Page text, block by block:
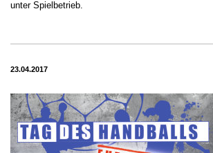
unter Spielbetrieb.
23.04.2017